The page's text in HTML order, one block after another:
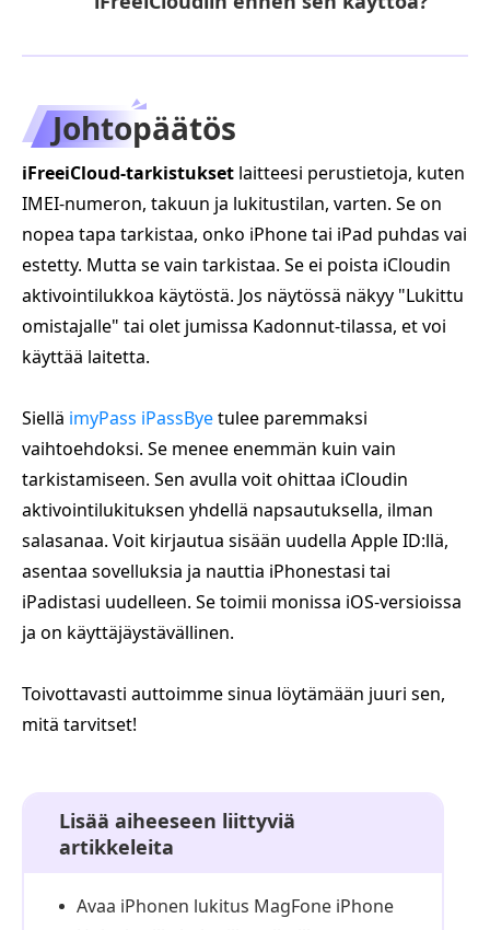
Johtopäätös
iFreeiCloud-tarkistukset laitteesi perustietoja, kuten
IMEI-numeron, takuun ja lukitustilan, varten. Se on
nopea tapa tarkistaa, onko iPhone tai iPad puhdas vai
estetty. Mutta se vain tarkistaa. Se ei poista iCloudin
aktivointilukkoa käytöstä. Jos näytössä näkyy "Lukittu
omistajalle" tai olet jumissa Kadonnut-tilassa, et voi
käyttää laitetta.
Siellä imyPass iPassByetulee paremmaksi
vaihtoehdoksi. Se menee enemmän kuin vain
tarkistamiseen. Sen avulla voit ohittaa iCloudin
aktivointilukituksen yhdellä napsautuksella, ilman
salasanaa. Voit kirjautua sisään uudella Apple ID:llä,
asentaa sovelluksia ja nauttia iPhonestasi tai
iPadistasi uudelleen. Se toimii monissa iOS-versioissa
ja on käyttäjäystävällinen.
Toivottavasti auttoimme sinua löytämään juuri sen,
mitä tarvitset!
Lisää aiheeseen liittyviä
artikkeleita
Avaa iPhonen lukitus MagFone iPhone